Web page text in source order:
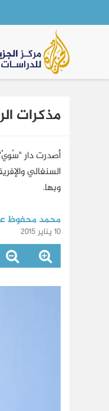
Main
مذكرات
أصدرت دار
السنغالي
وبها.
محمد محفوظ
10 يناير 2015